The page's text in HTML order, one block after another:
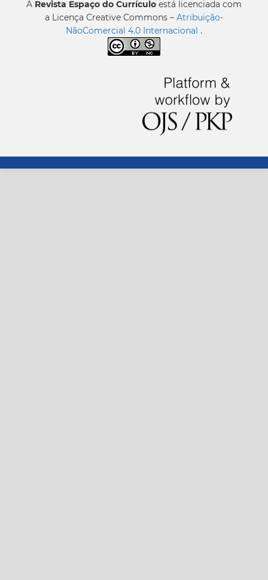
A Revista Espaço do Currículo está licenciada com
a Licença Creative Commons – Atribuição-
NãoComercial 4.0 Internacional .